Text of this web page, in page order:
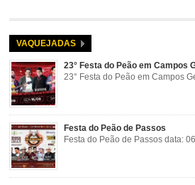
VAQUEJADAS
23° Festa do Peão em Campos
23° Festa do Peão em Campos
Festa do Peão de Passos
Festa do Peão de Passos data: